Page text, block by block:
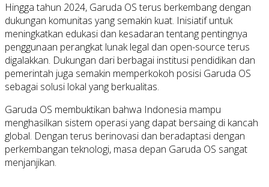
Hingga tahun 2024, Garuda OS terus berkembang dengan
dukungan komunitas yang semakin kuat. Inisiatif untuk
meningkatkan edukasi dan kesadaran tentang pentingnya
penggunaan perangkat lunak legal dan open-source terus
digalakkan. Dukungan dari berbagai institusi pendidikan dan
pemerintah juga semakin memperkokoh posisi Garuda OS
sebagai solusi lokal yang berkualitas.
Garuda OS membuktikan bahwa Indonesia mampu
menghasilkan sistem operasi yang dapat bersaing di kancah
global. Dengan terus berinovasi dan beradaptasi dengan
perkembangan teknologi, masa depan Garuda OS sangat
menjanjikan.